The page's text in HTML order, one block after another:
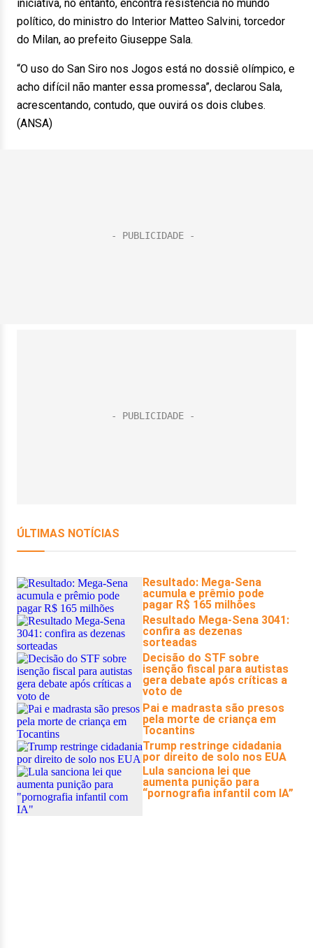
iniciativa, no entanto, encontra resistência no mundo
político, do ministro do Interior Matteo Salvini, torcedor
do Milan, ao prefeito Giuseppe Sala.
“O uso do San Siro nos Jogos está no dossiê olímpico, e
acho difícil não manter essa promessa”, declarou Sala,
acrescentando, contudo, que ouvirá os dois clubes.
(ANSA)